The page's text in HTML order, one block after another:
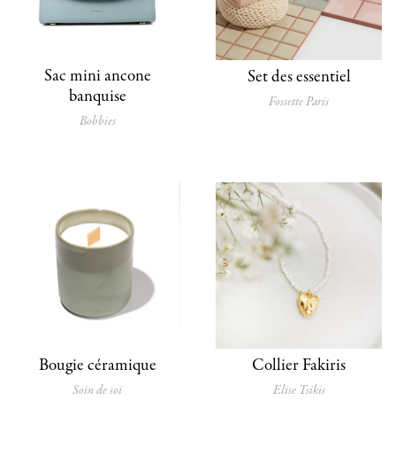
Sac mini ancone
banquise
Bobbies
Set des essentiel
Fossette Paris
Bougie céramique
Soin de soi
Collier Fakiris
Elise Tsikis